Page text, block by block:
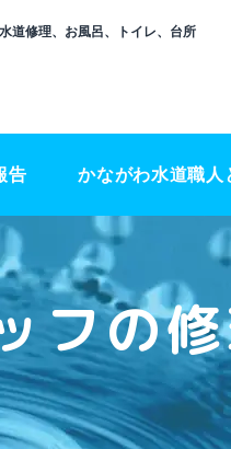
道修理、お風呂、トイレ、台所
告 かながわ水道職人
フの